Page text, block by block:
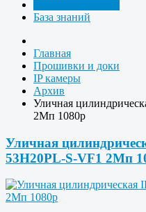
База знаний
Главная
Прошивки и доки
IP камеры
Архив
Уличная
2Мп 1080p
Уличная
53H20PL-S-VF1 2Мп